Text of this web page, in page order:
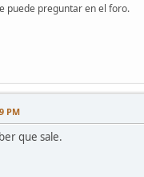
puede preguntar en el foro.
PM
que sale.